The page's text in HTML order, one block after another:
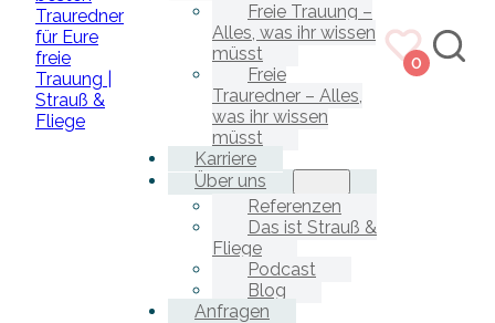
Freie Trauung –
Alles, was ihr wissen
müsst
Freie
Trauredner – Alles,
was ihr wissen
müsst
Karriere
Über uns
Referenzen
Das ist Strauß &
Fliege
Podcast
Blog
Anfragen
0